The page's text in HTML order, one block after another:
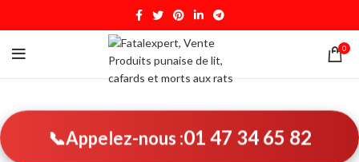
0
📞Appelez-nous :01 47 34 65 82